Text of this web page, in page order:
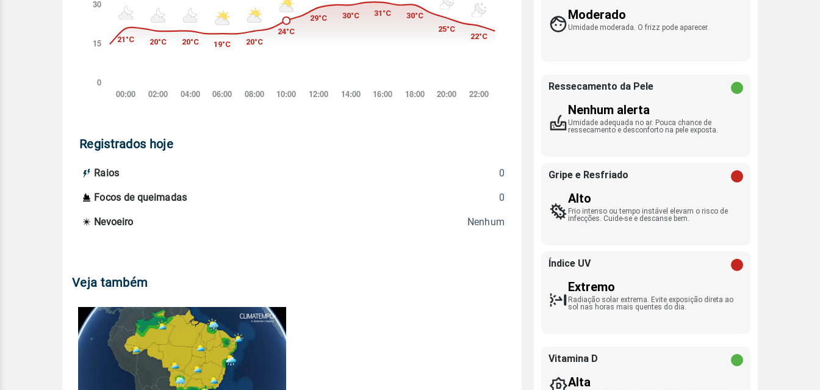
Registrados hoje
Raios 0
Focos de queimadas 0
Nevoeiro Nenhum
Veja também
Moderado
Umidade moderada. O frizz pode aparecer.
Ressecamento da Pele
Nenhum alerta
Umidade adequada no ar. Pouca chance de
ressecamento e desconforto na pele exposta.
Gripe e Resfriado
Alto
Frio intenso ou tempo instável elevam o risco de
infecções. Cuide-se e descanse bem.
Índice UV
Extremo
Radiação solar extrema. Evite exposição direta ao
sol nas horas mais quentes do dia.
Vitamina D
Alta